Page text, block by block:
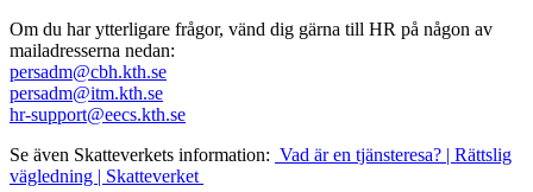
Om du har ytterligare frågor, vänd dig gärna till HR på någon av
mailadresserna nedan:
persadm@cbh.kth.se
persadm@itm.kth.se
hr-support@eecs.kth.se
Se även Skatteverkets information: Vad är en tjänsteresa? | Rättslig
vägledning | Skatteverket